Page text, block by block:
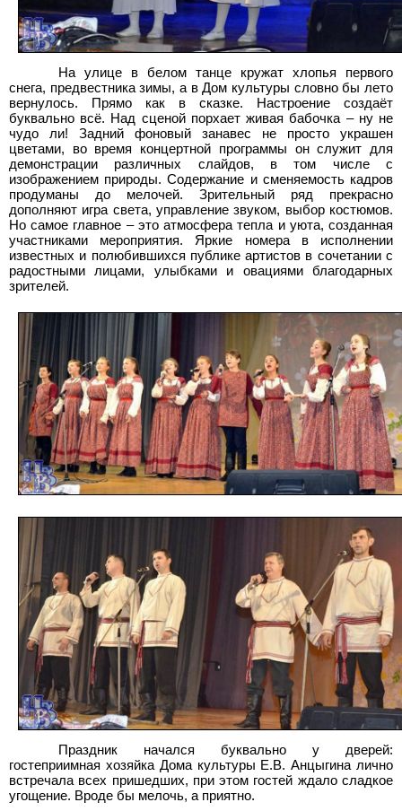
На улице в белом танце кружат хлопья первого
снега, предвестника зимы, а в Дом культуры словно бы лето
вернулось. Прямо как в сказке. Настроение создаёт
буквально всё. Над сценой порхает живая бабочка – ну не
чудо ли! Задний фоновый занавес не просто украшен
цветами, во время концертной программы он служит для
демонстрации различных слайдов, в том числе с
изображением природы. Содержание и сменяемость кадров
продуманы до мелочей. Зрительный ряд прекрасно
дополняют игра света, управление звуком, выбор костюмов.
Но самое главное – это атмосфера тепла и уюта, созданная
участниками мероприятия. Яркие номера в исполнении
известных и полюбившихся публике артистов в сочетании с
радостными лицами, улыбками и овациями благодарных
зрителей.
Праздник начался буквально у дверей:
гостеприимная хозяйка Дома культуры Е.В. Анцыгина лично
встречала всех пришедших, при этом гостей ждало сладкое
угощение. Вроде бы мелочь, а приятно.